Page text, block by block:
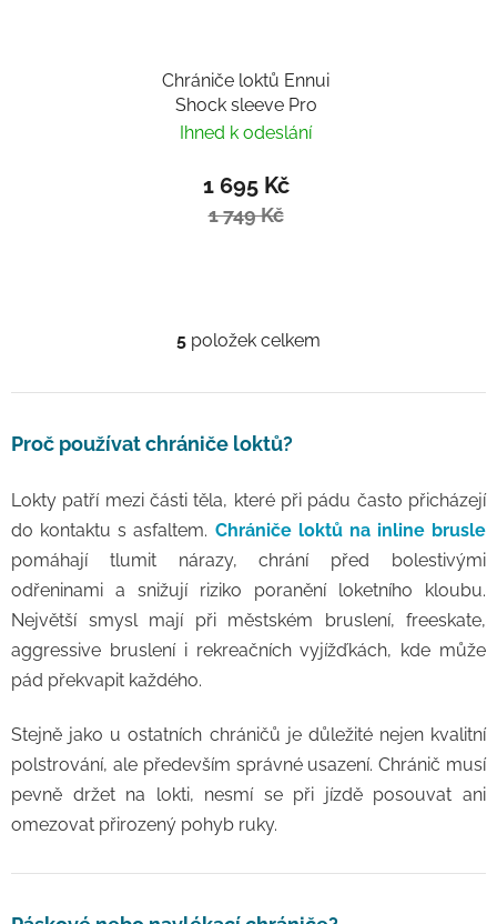
Chrániče loktů Ennui
Shock sleeve Pro
Ihned k odeslání
1 695 Kč
1 749 Kč
Ovládací prvky výpisu
5 položek celkem
Proč používat chrániče loktů?
Lokty patří mezi části těla, které při pádu často přicházejí
do kontaktu s asfaltem. Chrániče loktů na inline brusle
pomáhají tlumit nárazy, chrání před bolestivými
odřeninami a snižují riziko poranění loketního kloubu.
Největší smysl mají při městském bruslení, freeskate,
aggressive bruslení i rekreačních vyjížďkách, kde může
pád překvapit každého.
Stejně jako u ostatních chráničů je důležité nejen kvalitní
polstrování, ale především správné usazení. Chránič musí
pevně držet na lokti, nesmí se při jízdě posouvat ani
omezovat přirozený pohyb ruky.